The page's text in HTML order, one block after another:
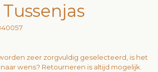
zeer zorgvuldig geselecteerd, is het
wens? Retourneren is altijd mogelijk.